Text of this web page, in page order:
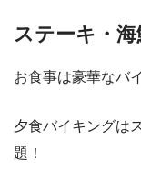
ステーキ・
お食事は豪華なバ
夕食バイキングは
題！